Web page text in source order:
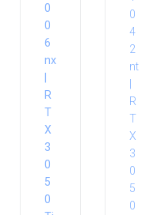
0
0
6
nx
R
T
X
3
0
5
0